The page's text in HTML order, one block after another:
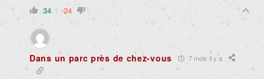
34 -24
Dans un parc près de chez-vous 7 mois il y a